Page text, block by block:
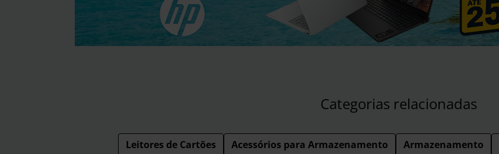
Categorias relacionadas
Leitores de Cartões Acessórios para Armazenamento Armazenamento